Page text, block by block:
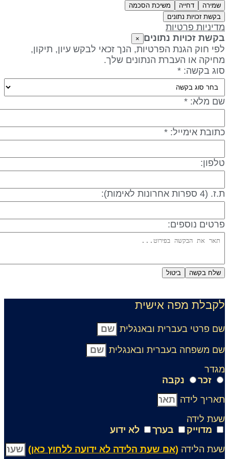
שמירה דחייה
משיכת הסכמה
בקשת זכויות נתונים
פרטיות
זכויות נתונים
חוק הגנת הפרטיות, הנך זכאי לבקש עיון, תיקון,
או העברת הנתונים שלך.
בקשה: *
מלא: *
אימייל: *
ספרות אחרונות לאימות):
נוספים:
שלח בקשה ביטול
מפה אישית
פרטי בעברית ובאנגלית
משפחה בעברית ובאנגלית
זכר
נקבה
לידה
לידה
מדוייק
בערך
לא ידוע
הלידה(אם שעת הלידה לא ידועה ללחוץ כאן)